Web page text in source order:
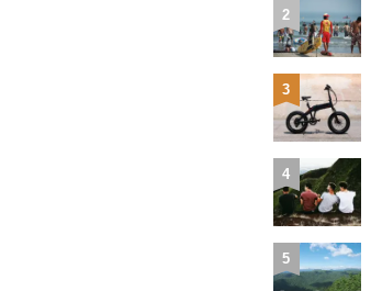
2
3
4
5